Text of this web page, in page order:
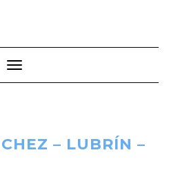
Cambiar modo de navegación
– LUBRÍN –